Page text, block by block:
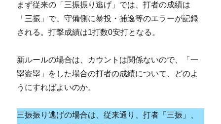
まず従来の「三振振り逃げ」では、打者の成績は
「三振」で、守備側に暴投・捕逸等のエラーが記録
される。打撃成績は1打数0安打となる。
新ルールの場合は、カウントは関係ないので、「一
塁盗塁」をした場合の打者の成績について、どのよ
うにすればよいのか。
三振振り逃げの場合は、従来通り、打者「三振」、